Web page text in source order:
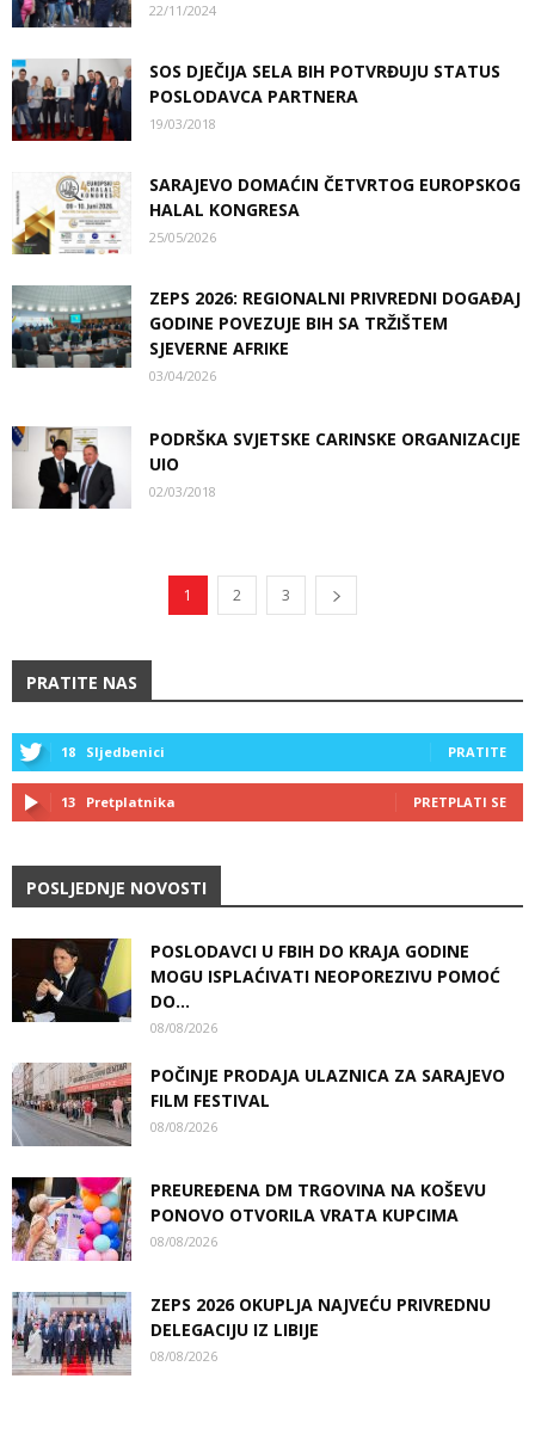
22/11/2024
SOS DJEČIJA SELA BIH POTVRĐUJU STATUS
POSLODAVCA PARTNERA
19/03/2018
SARAJEVO DOMAĆIN ČETVRTOG EUROPSKOG
HALAL KONGRESA
25/05/2026
ZEPS 2026: REGIONALNI PRIVREDNI DOGAĐAJ
GODINE POVEZUJE BIH SA TRŽIŠTEM
SJEVERNE AFRIKE
03/04/2026
PODRŠKA SVJETSKE CARINSKE ORGANIZACIJE
UIO
02/03/2018
1 2 3
PRATITE NAS
18 Sljedbenici PRATITE
13 Pretplatnika PRETPLATI SE
POSLJEDNJE NOVOSTI
POSLODAVCI U FBIH DO KRAJA GODINE
MOGU ISPLAĆIVATI NEOPOREZIVU POMOĆ
DO...
08/08/2026
POČINJE PRODAJA ULAZNICA ZA SARAJEVO
FILM FESTIVAL
08/08/2026
PREUREĐENA DM TRGOVINA NA KOŠEVU
PONOVO OTVORILA VRATA KUPCIMA
08/08/2026
ZEPS 2026 OKUPLJA NAJVEĆU PRIVREDNU
DELEGACIJU IZ LIBIJE
08/08/2026